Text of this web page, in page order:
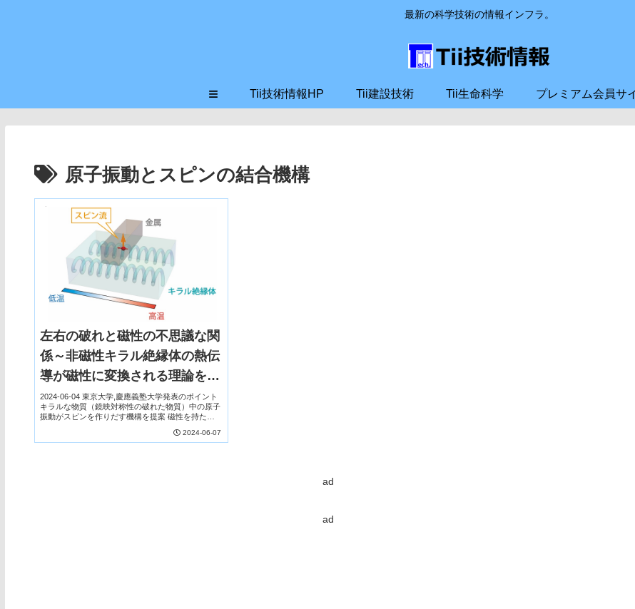
最新の科学技術の情報インフラ。
≡ Tii技術情報HP Tii建設技術 Tii生命科学 プレミアム会員サ
原子振動とスピンの結合機構
左右の破れと磁性の不思議な関
係～非磁性キラル絶縁体の熱伝
導が磁性に変換される理論を構
築～
2024-06-04 東京大学,慶應義塾大学発表のポイント
キラルな物質（鏡映対称性の破れた物質）中の原子
振動がスピンを作りだす機構を提案 磁性を持たな
を注入可能 重元素を用いない環境にやさしい...
2024-06-07
ad
ad